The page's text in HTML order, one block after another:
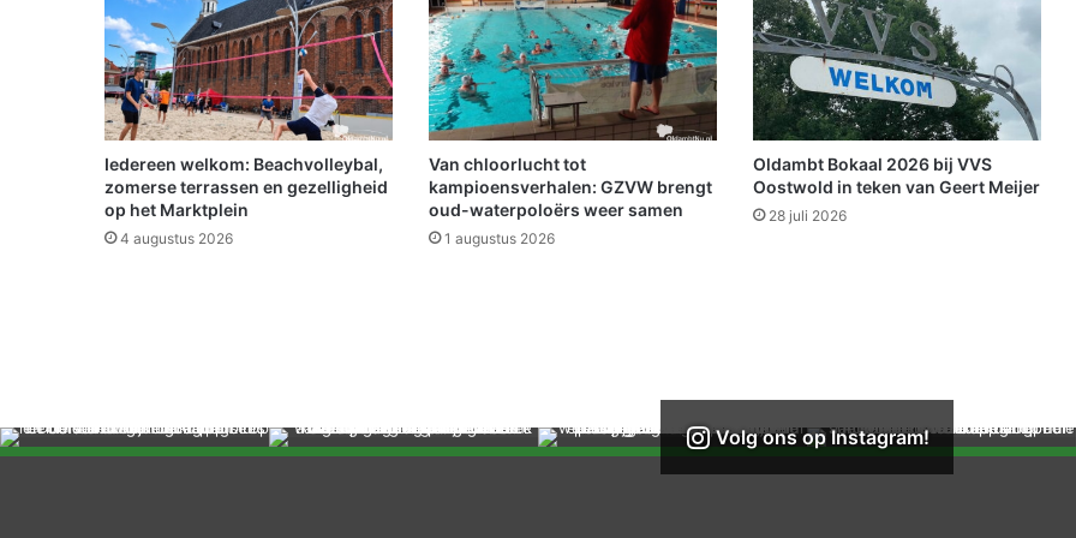
a
n
b
o
m
e
n
i
n
a
g
m
o
r
g
n
2
8
:
Iedereen welkom: Beachvolleybal,
zomerse terrassen en gezelligheid
op het Marktplein
4 augustus 2026
Van chloorlucht tot
kampioensverhalen: GZVW brengt
oud-waterpoloërs weer samen
1 augustus 2026
Oldambt Bokaal 2026 bij VVS
Oostwold in teken van Geert Meijer
28 juli 2026
Volg ons op Instagram!